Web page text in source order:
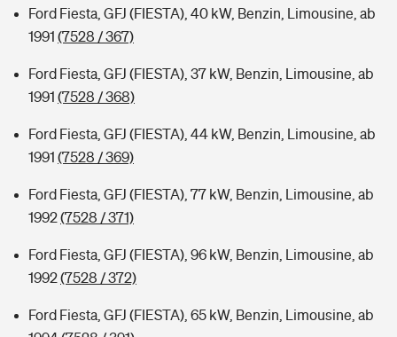
Ford Fiesta, GFJ (FIESTA), 40 kW, Benzin, Limousine, ab
1991 (7528 / 367)
Ford Fiesta, GFJ (FIESTA), 37 kW, Benzin, Limousine, ab
1991 (7528 / 368)
Ford Fiesta, GFJ (FIESTA), 44 kW, Benzin, Limousine, ab
1991 (7528 / 369)
Ford Fiesta, GFJ (FIESTA), 77 kW, Benzin, Limousine, ab
1992(7528 / 371)
Ford Fiesta, GFJ (FIESTA), 96 kW, Benzin, Limousine, ab
1992(7528 / 372)
Ford Fiesta, GFJ (FIESTA), 65 kW, Benzin, Limousine, ab